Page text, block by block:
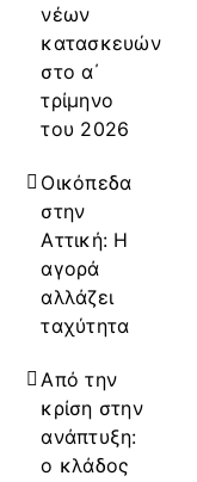
νέων
κατασκευών
στο α΄
τρίμηνο
του 2026
Οικόπεδα
στην
Αττική: Η
αγορά
αλλάζει
ταχύτητα
Από την
κρίση στην
ανάπτυξη:
ο κλάδος